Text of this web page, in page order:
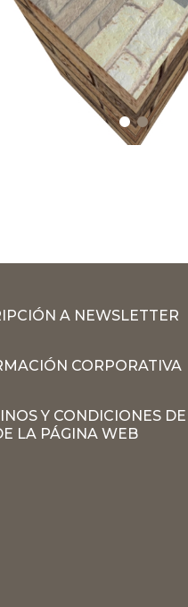
A NEWSLETTER
CORPORATIVA
Y CONDICIONES DE
LA PÁGINA WEB